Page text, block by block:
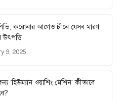
করোনার আগেও চীনে যেসব মারণ
উৎপত্তি
9, 2025
‘হিউম্যান ওয়াশিং মেশিন’ কীভাবে